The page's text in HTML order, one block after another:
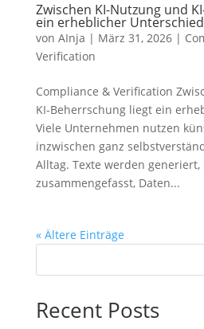
Zwischen KI-Nutzung und
ein erheblicher Unterschied
von AInja | März 31, 2026|
Verification
Compliance & Verification
KI-Beherrschung liegt ein
Viele Unternehmen nutzen
inzwischen ganz
Alltag. Texte werden generiert,
zusammengefasst, Daten...
« Ältere Einträge
Recent Posts